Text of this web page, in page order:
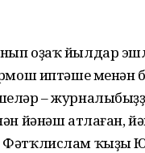
оҙаҡ йылдар
иптәше
–
йәнәш атлаған,
Фәтҡлислам